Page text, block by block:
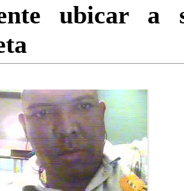
ubicar a